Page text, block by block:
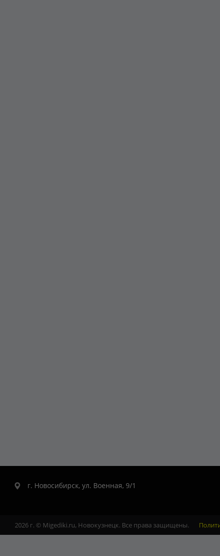
г. Новосибирск, ул. Военная, 9/1
2026 г. © Migediki.ru, Новокузнецк. Все права защищены.